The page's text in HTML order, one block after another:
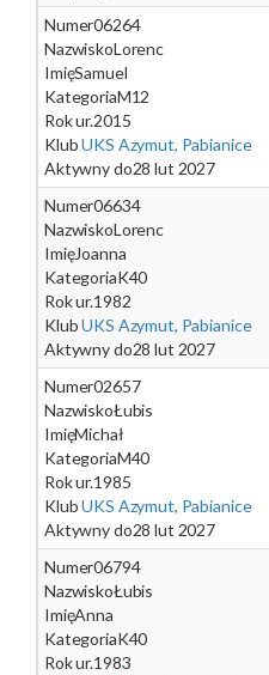
Numer06264
NazwiskoLorenc
ImięSamuel
KategoriaM12
Rok ur.2015
KlubUKS Azymut, Pabianice
Aktywny do28 lut 2027
Numer06634
NazwiskoLorenc
ImięJoanna
KategoriaK40
Rok ur.1982
KlubUKS Azymut, Pabianice
Aktywny do28 lut 2027
Numer02657
NazwiskoŁubis
ImięMichał
KategoriaM40
Rok ur.1985
KlubUKS Azymut, Pabianice
Aktywny do28 lut 2027
Numer06794
NazwiskoŁubis
ImięAnna
KategoriaK40
Rok ur.1983